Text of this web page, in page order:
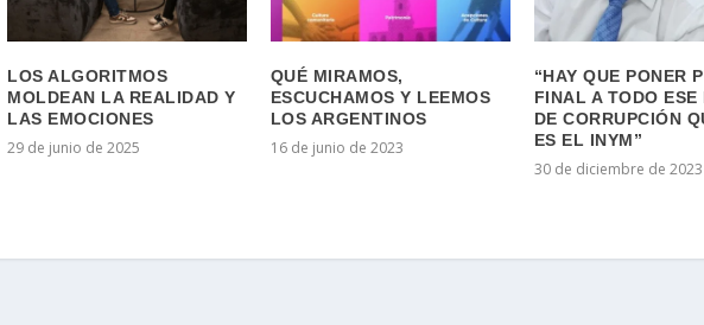
LOS ALGORITMOS
MOLDEAN LA REALIDAD Y
LAS EMOCIONES
29 de junio de 2025
QUÉ MIRAMOS,
ESCUCHAMOS Y LEEMOS
LOS ARGENTINOS
16 de junio de 2023
“HAY QUE PONER
FINAL A TODO ESE
DE CORRUPCIÓN
ES EL INYM”
30 de diciembre de 2023